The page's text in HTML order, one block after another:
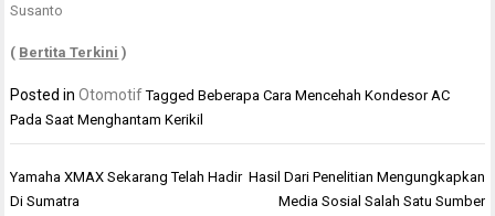
Susanto
( Bertita Terkini )
Posted inOtomotif TaggedBeberapa Cara Mencehah Kondesor AC
Pada Saat Menghantam Kerikil
Navigasi
pos
Yamaha XMAX Sekarang Telah Hadir
Di Sumatra
Hasil Dari Penelitian Mengungkapkan
Media Sosial Salah Satu Sumber